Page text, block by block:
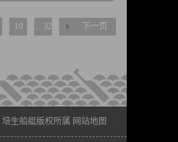
10 ... 32 下一页
培生船艇版权所属 网站地图